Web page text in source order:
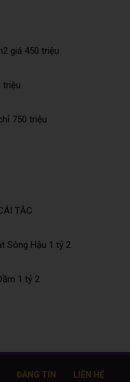
giá 450 triệu
triệu
750 triệu
TẮC
Sông Hậu 1 tỷ 2
1 tỷ 2
ĐĂNG TIN LIÊN HỆ